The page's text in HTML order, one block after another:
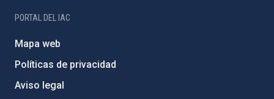
PORTAL DEL IAC
Mapa web
Políticas de privacidad
Aviso legal